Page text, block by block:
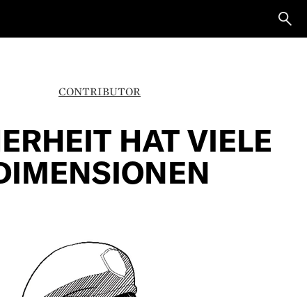
CONTRIBUTOR
HAT VIELE